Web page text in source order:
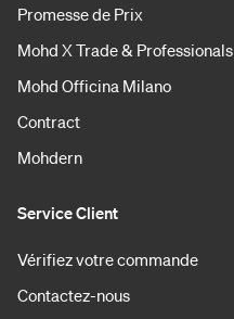
Promesse de Prix
Mohd X Trade & Professionals
Mohd Officina Milano
Contract
Mohdern
Service Client
Vérifiez votre commande
Contactez-nous